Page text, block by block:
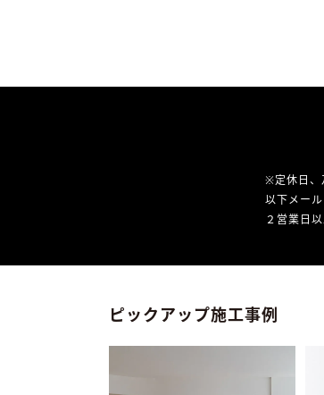
※定休日、
以下メー
２営業日
ピックアップ施工事例